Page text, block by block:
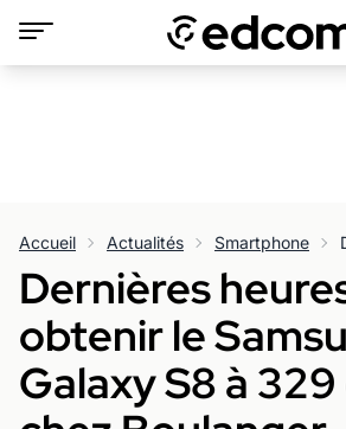
Accueil Actualités Smartphone
Dernières
obtenir le
Galaxy S8 à